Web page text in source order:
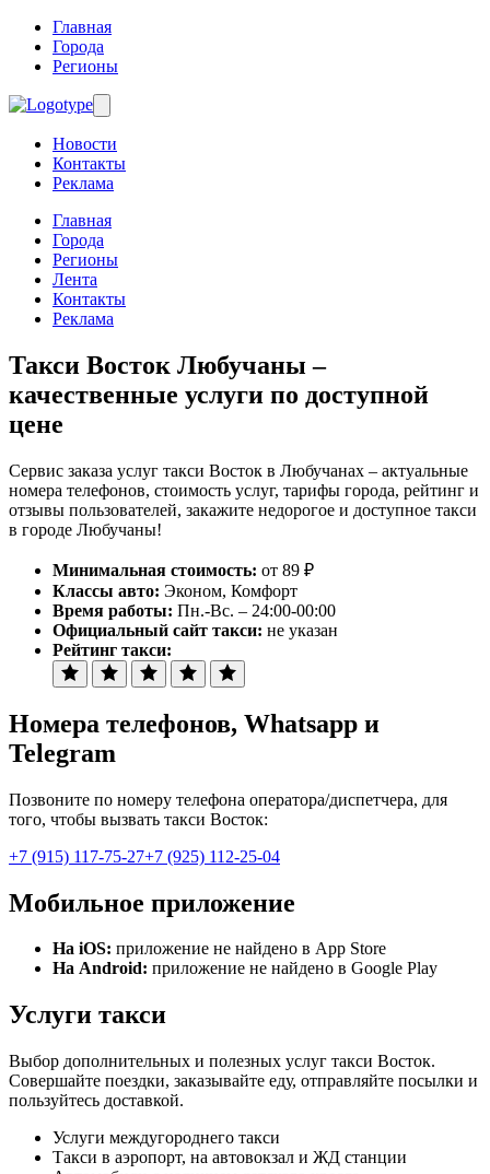
Главная
Города
Регионы
Новости
Контакты
Реклама
Главная
Города
Регионы
Лента
Контакты
Реклама
Такси Восток Любучаны –
качественные услуги по доступной
цене
Сервис заказа услуг такси Восток в Любучанах – актуальные
номера телефонов, стоимость услуг, тарифы города, рейтинг и
отзывы пользователей, закажите недорогое и доступное такси
в городе Любучаны!
Минимальная стоимость: от 89 ₽
Классы авто: Эконом, Комфорт
Время работы: Пн.-Вс. – 24:00-00:00
Официальный сайт такси: не указан
Рейтинг такси:
Номера телефонов, Whatsapp и
Telegram
Позвоните по номеру телефона оператора/диспетчера, для
того, чтобы вызвать такси Восток:
+7 (915) 117-75-27+7 (925) 112-25-04
Мобильное приложение
На iOS: приложение не найдено в App Store
На Android: приложение не найдено в Google Play
Услуги такси
Выбор дополнительных и полезных услуг такси Восток.
Совершайте поездки, заказывайте еду, отправляйте посылки и
пользуйтесь доставкой.
Услуги междугороднего такси
Такси в аэропорт, на автовокзал и ЖД станции